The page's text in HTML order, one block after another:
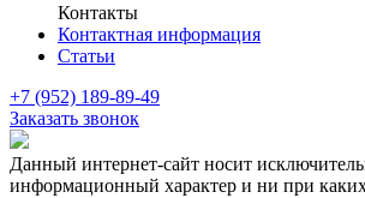
Контакты
Контактная информация
Статьи
+7 (952) 189-89-49
Заказать звонок
Данный интернет-сайт носит
информационный характер и ни при